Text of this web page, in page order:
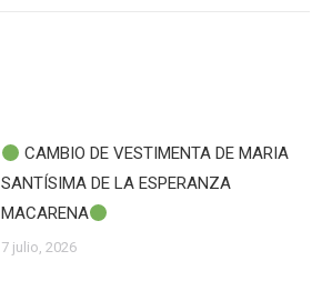
CAMBIO DE VESTIMENTA DE MARIA
SANTÍSIMA DE LA ESPERANZA
MACARENA
7 julio, 2026